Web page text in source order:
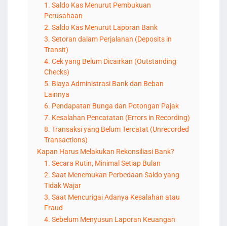
1. Saldo Kas Menurut Pembukuan
Perusahaan
2. Saldo Kas Menurut Laporan Bank
3. Setoran dalam Perjalanan (Deposits in
Transit)
4. Cek yang Belum Dicairkan (Outstanding
Checks)
5. Biaya Administrasi Bank dan Beban
Lainnya
6. Pendapatan Bunga dan Potongan Pajak
7. Kesalahan Pencatatan (Errors in Recording)
8. Transaksi yang Belum Tercatat (Unrecorded
Transactions)
Kapan Harus Melakukan Rekonsiliasi Bank?
1. Secara Rutin, Minimal Setiap Bulan
2. Saat Menemukan Perbedaan Saldo yang
Tidak Wajar
3. Saat Mencurigai Adanya Kesalahan atau
Fraud
4. Sebelum Menyusun Laporan Keuangan